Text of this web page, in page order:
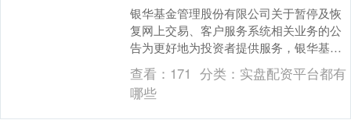
银华基金管理股份有限公司关于暂停及恢
复网上交易、客户服务系统相关业务的公
告为更好地为投资者提供服务，银华基金
管理股份有限公司（以下简称“本公司”）将
进行系统升级....
查看： 171 分类： 实盘配资平台都有
哪些